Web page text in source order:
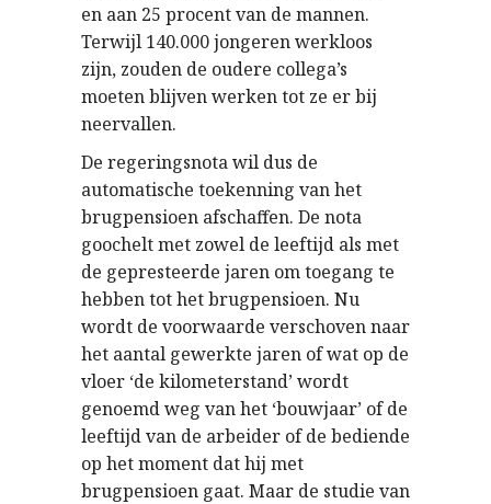
en aan 25 procent van de mannen.
Terwijl 140.000 jongeren werkloos
zijn, zouden de oudere collega’s
moeten blijven werken tot ze er bij
neervallen.
De regeringsnota wil dus de
automatische toekenning van het
brugpensioen afschaffen. De nota
goochelt met zowel de leeftijd als met
de gepresteerde jaren om toegang te
hebben tot het brugpensioen. Nu
wordt de voorwaarde verschoven naar
het aantal gewerkte jaren of wat op de
vloer ‘de kilometerstand’ wordt
genoemd weg van het ‘bouwjaar’ of de
leeftijd van de arbeider of de bediende
op het moment dat hij met
brugpensioen gaat. Maar de studie van